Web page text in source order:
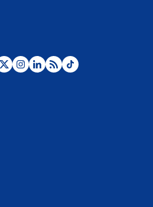
Las seis de las 6 con Juan Lozano |